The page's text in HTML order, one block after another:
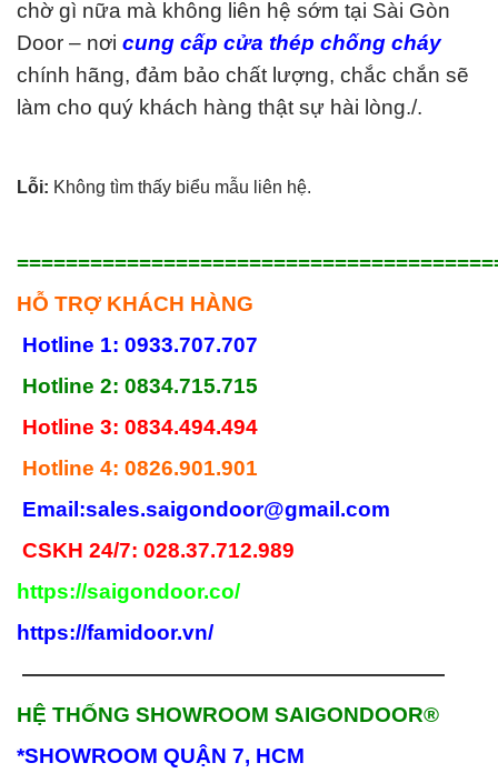
chờ gì nữa mà không liên hệ sớm tại Sài Gòn
Door – nơi cung cấp cửa thép chống cháy
chính hãng, đảm bảo chất lượng, chắc chắn sẽ
làm cho quý khách hàng thật sự hài lòng./.
Lỗi: Không tìm thấy biểu mẫu liên hệ.
HỖ TRỢ KHÁCH HÀNG
Hotline 1: 0933.707.707
Hotline 2: 0834.715.715
Hotline 3: 0834.494.494
Hotline 4: 0826.901.901
Email:sales.saigondoor@gmail.com
CSKH 24/7: 028.37.712.989
https://saigondoor.co/
https://famidoor.vn/
————————————————————
HỆ THỐNG SHOWROOM SAIGONDOOR®
*SHOWROOM QUẬN 7, HCM